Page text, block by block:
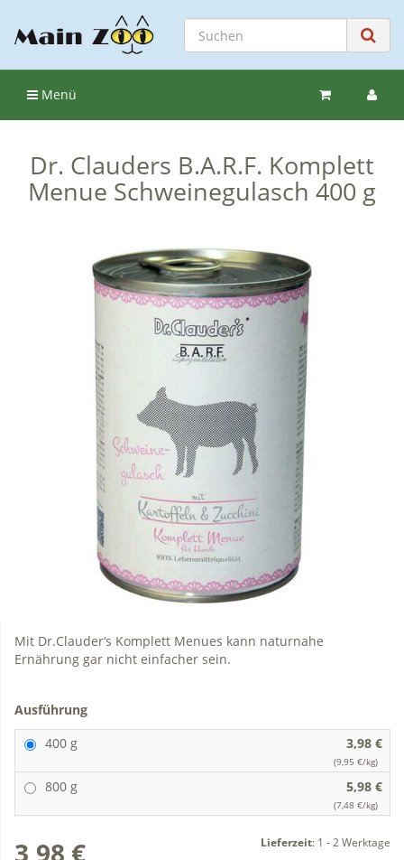
Menü
Dr. Clauders B.A.R.F. Komplett
Menue Schweinegulasch 400 g
Mit Dr.Clauder‘s Komplett Menues kann naturnahe
Ernährung gar nicht einfacher sein.
Ausführung
400 g
3,98 €
(9,95 €/kg)
800 g 5,98 €
(7,48 €/kg)
3,98 € Lieferzeit: 1 - 2 Werktage